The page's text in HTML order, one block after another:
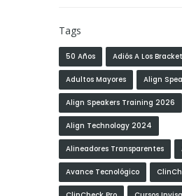
Tags
50 Años Adiós A Los
Adultos Mayores Align
Align Speakers Training 2026
Align Technology 2024
Alineadores Transparentes
Avance Tecnológico